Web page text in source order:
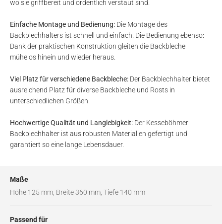
wo sie griffbereit und ordentlich verstaut sind.
Einfache Montage und Bedienung: Die Montage des
Backblechhalters ist schnell und einfach. Die Bedienung ebenso:
Dank der praktischen Konstruktion gleiten die Backbleche
mühelos hinein und wieder heraus.
Viel Platz für verschiedene Backbleche: Der Backblechhalter bietet
ausreichend Platz für diverse Backbleche und Rosts in
unterschiedlichen Größen.
Hochwertige Qualität und Langlebigkeit: Der Kesseböhmer
Backblechhalter ist aus robusten Materialien gefertigt und
garantiert so eine lange Lebensdauer.
Maße
Höhe 125 mm, Breite 360 mm, Tiefe 140 mm
Passend für